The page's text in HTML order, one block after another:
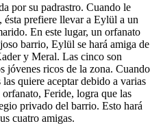
por su padrastro. Cuando le
ésta prefiere llevar a Eylül a un
En este lugar, un orfanato
barrio, Eylül se hará amiga de
y Meral. Las cinco son
jóvenes ricos de la zona. Cuando
quiere aceptar debido a varias
Feride, logra que las
privado del barrio. Esto hará
cuatro amigas.